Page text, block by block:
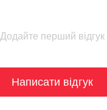
Додайте перший відгук
Написати відгук